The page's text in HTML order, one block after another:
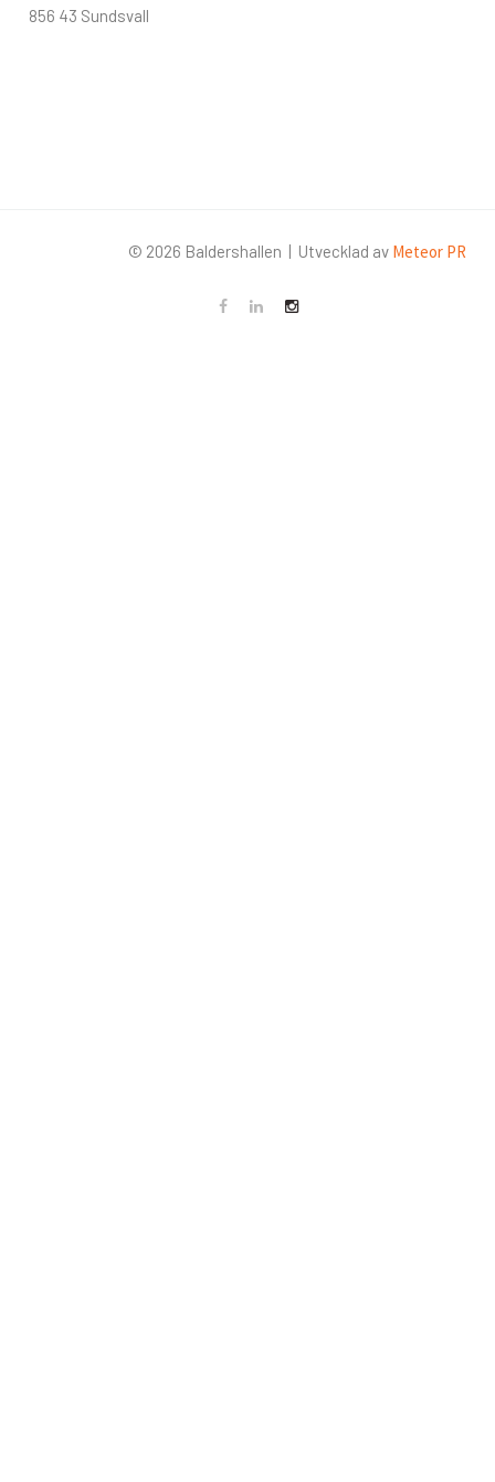
856 43 Sundsvall
© 2026 Baldershallen | Utvecklad av Meteor PR